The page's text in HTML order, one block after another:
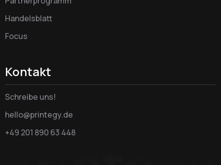
Handelsblatt
Focus
Kontakt
Schreibe uns!
hello@printegy.de
+49 201 890 63 448